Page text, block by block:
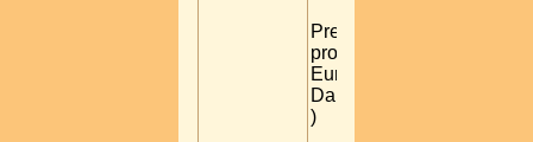
Preis: 2,90 Euro
pro Spiel ( statt 4
Euro / Großes
Danke an bbberni
)